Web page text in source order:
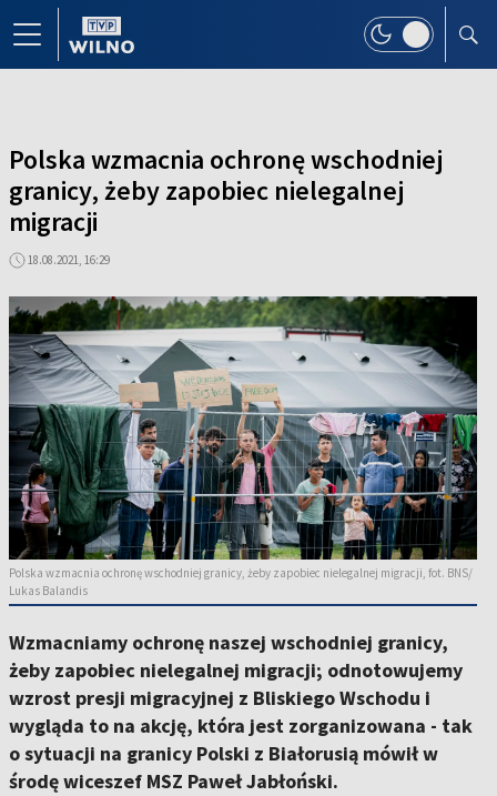
Polska wzmacnia ochronę wschodniej
granicy, żeby zapobiec nielegalnej
migracji
18.08.2021, 16:29
Polska wzmacnia ochronę wschodniej granicy, żeby zapobiec nielegalnej migracji, fot. BNS/
Lukas Balandis
Wzmacniamy ochronę naszej wschodniej granicy,
żeby zapobiec nielegalnej migracji; odnotowujemy
wzrost presji migracyjnej z Bliskiego Wschodu i
wygląda to na akcję, która jest zorganizowana - tak
o sytuacji na granicy Polski z Białorusią mówił w
środę wiceszef MSZ Paweł Jabłoński.